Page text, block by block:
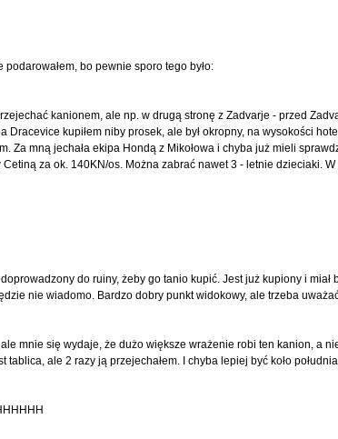
bo pewnie sporo tego było:
kanionem, ale np. w drugą stronę z Zadvarje - przed
Dracevice kupiłem niby prosek, ale był okropny, na wysokości
Za mną jechała ekipa Hondą z Mikołowa i chyba już mieli
Cetiną za ok. 140KN/os. Można zabrać nawet 3 - letnie dzieciaki.
do ruiny, żeby go tanio kupić. Jest już kupiony i miał
nie wiadomo. Bardzo dobry punkt widokowy, ale trzeba
mnie się wydaje, że dużo większe wrażenie robi ten kanion, a
ale 2 razy ją przejechałem. I chyba lepiej być koło